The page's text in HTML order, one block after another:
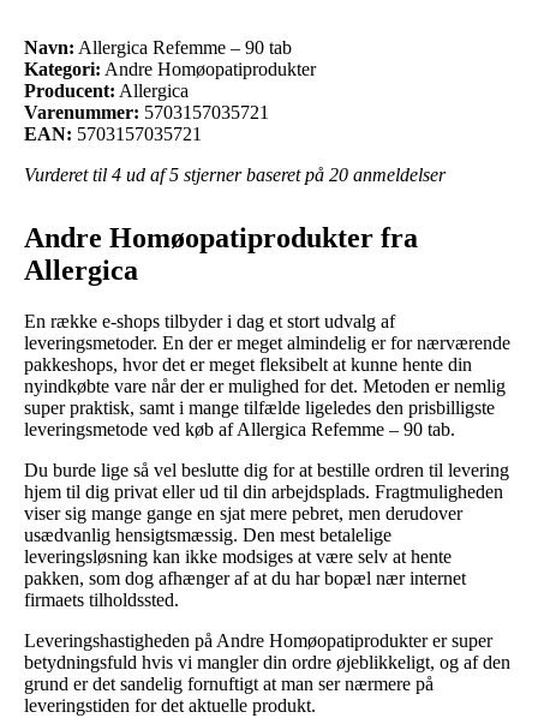
Navn: Allergica Refemme – 90 tab
Kategori: Andre Homøopatiprodukter
Producent: Allergica
Varenummer: 5703157035721
EAN: 5703157035721
Vurderet til 4 ud af 5 stjerner baseret på 20 anmeldelser
Andre Homøopatiprodukter fra
Allergica
En række e-shops tilbyder i dag et stort udvalg af
leveringsmetoder. En der er meget almindelig er for nærværende
pakkeshops, hvor det er meget fleksibelt at kunne hente din
nyindkøbte vare når der er mulighed for det. Metoden er nemlig
super praktisk, samt i mange tilfælde ligeledes den prisbilligste
leveringsmetode ved køb af Allergica Refemme – 90 tab.
Du burde lige så vel beslutte dig for at bestille ordren til levering
hjem til dig privat eller ud til din arbejdsplads. Fragtmuligheden
viser sig mange gange en sjat mere pebret, men derudover
usædvanlig hensigtsmæssig. Den mest betalelige
leveringsløsning kan ikke modsiges at være selv at hente
pakken, som dog afhænger af at du har bopæl nær internet
firmaets tilholdssted.
Leveringshastigheden på Andre Homøopatiprodukter er super
betydningsfuld hvis vi mangler din ordre øjeblikkeligt, og af den
grund er det sandelig fornuftigt at man ser nærmere på
leveringstiden for det aktuelle produkt.